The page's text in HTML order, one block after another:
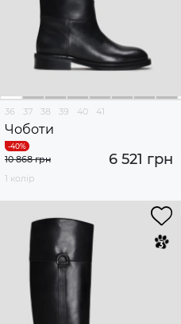
36 37 38 39 40 41
Чоботи
6 521 грн
10 868 грн
1 колір